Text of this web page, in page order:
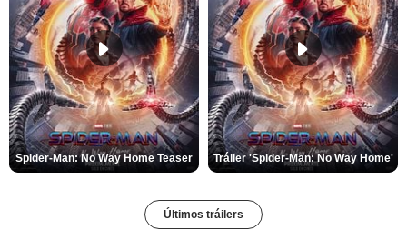
Spider-Man: No Way Home Teaser Tráiler 'Spider-Man: No Way Home'
Últimos tráilers